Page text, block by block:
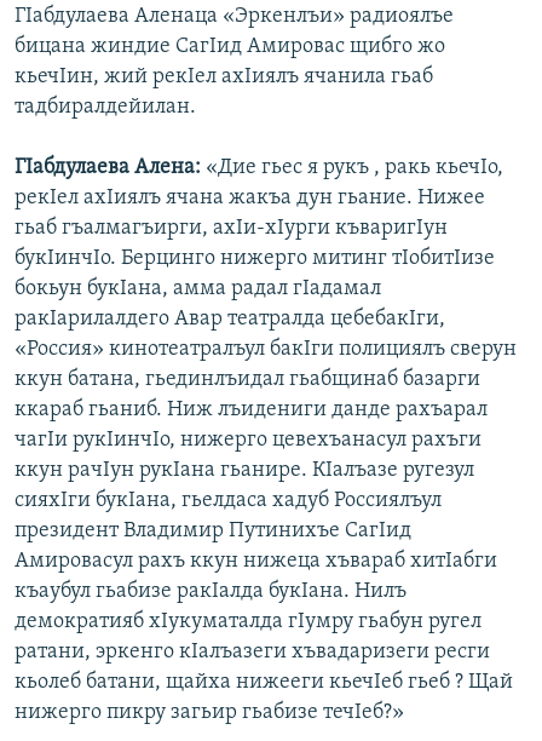
ГIабдулаева Аленаца «Эркенлъи» радиоялъе
бицана жиндие СагIид Амировас щибго жо
кьечIин, жий рекIел ахIиялъ ячанила гьаб
тадбиралдейилан.
ГIабдулаева Алена: «Дие гьес я рукъ , ракь кьечIо,
рекIел ахIиялъ ячана жакъа дун гьание. Нижее
гьаб гъалмагъирги, ахIи-хIурги къваригIун
букIинчIо. Берцинго нижерго митинг тIобитIизе
бокьун букIана, амма радал гIадамал
ракIарилалдего Авар театралда цебебакIги,
«Россия» кинотеатралъул бакIги полициялъ сверун
ккун батана, гьединлъидал гьабщинаб базарги
ккараб гьаниб. Ниж лъидениги данде рахъарал
чагIи рукIинчIо, нижерго цевехъанасул рахъги
ккун рачIун рукIана гьанире. КIалъазе ругезул
сияхIги букIана, гьелдаса хадуб Россиялъул
президент Владимир Путинихъе СагIид
Амировасул рахъ ккун нижеца хъвараб хитIабги
къаубул гьабизе ракIалда букIана. Нилъ
демократияб хIукуматалда гIумру гьабун ругел
ратани, эркенго кIалъазеги хъвадаризеги ресги
кьолеб батани, щайха нижееги кьечIеб гьеб ? Щай
нижерго пикру загьир гьабизе течIеб?»